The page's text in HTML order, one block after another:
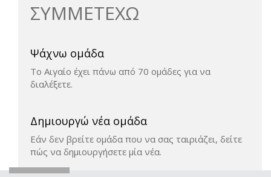
ΣΥΜΜΕΤΕΧΩ
Ψάχνω ομάδα
Το Αιγαίο έχει πάνω από 70 ομάδες για να
διαλέξετε.
Δημιουργώ νέα ομάδα
Εάν δεν βρείτε ομάδα που να σας ταιριάζει, δείτε
πώς να δημιουργήσετε μία νέα.